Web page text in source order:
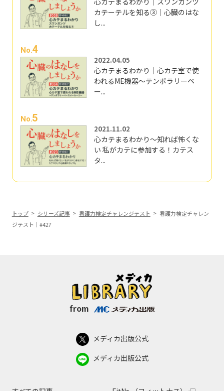
カテーテルを知る③｜心臓のはな
し...
No.4
2022.04.05
心カテまるわかり｜心カテ室で使
われるME機器～テンポラリーペ
ー...
No.5
2021.11.02
心カテまるわかり～知れば怖くな
い 私がカテに参加する！カテス
タ...
トップ シリーズ記事 看護力検定チャレンジテスト
看護力検定チャレン
ジテスト｜#427
from
メディカ出版公式
メディカ出版公式